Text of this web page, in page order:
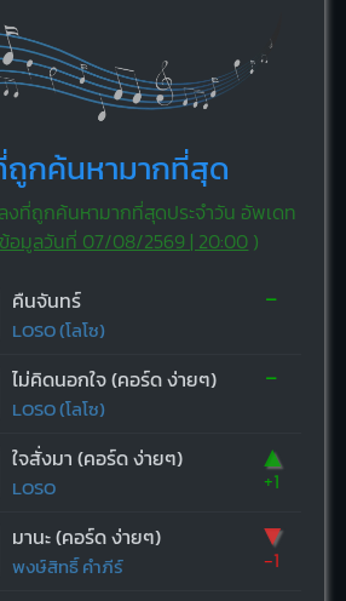
ถูกค้นหามากที่สุด
ที่ถูกค้นหามากที่สุดประจำวัน อัพเดท
ข้อมูลวันที่ 07/08/2569 | 20:00 )
คืนจันทร์
LOSO (โลโซ)
-
ไม่คิดนอกใจ (คอร์ด ง่ายๆ)
LOSO (โลโซ)
-
ใจสั่งมา (คอร์ด ง่ายๆ)
LOSO
▲
+1
มานะ (คอร์ด ง่ายๆ)
พงษ์สิทธิ์ คำภีร์
▼
-1